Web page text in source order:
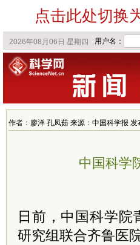
点击此处切换
作者：廖洋 孔凤茹 来源：中国科学报 发
中国科学
日前，中国科学院
研究组联合齐鲁医